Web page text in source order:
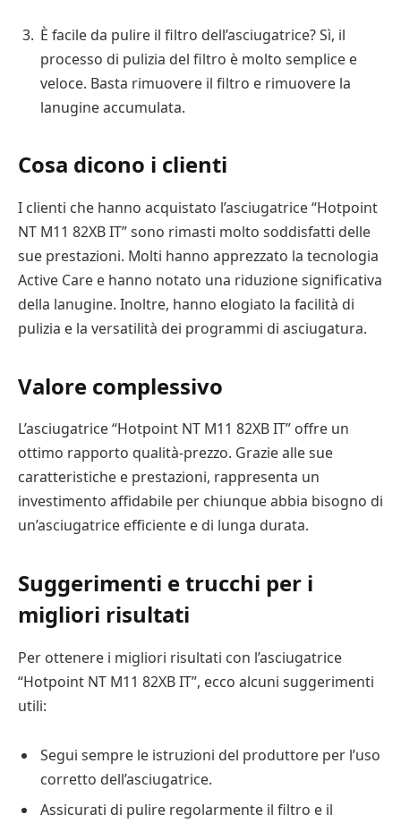
È facile da pulire il filtro dell’asciugatrice? Sì, il
processo di pulizia del filtro è molto semplice e
veloce. Basta rimuovere il filtro e rimuovere la
lanugine accumulata.
Cosa dicono i clienti
I clienti che hanno acquistato l’asciugatrice “Hotpoint
NT M11 82XB IT” sono rimasti molto soddisfatti delle
sue prestazioni. Molti hanno apprezzato la tecnologia
Active Care e hanno notato una riduzione significativa
della lanugine. Inoltre, hanno elogiato la facilità di
pulizia e la versatilità dei programmi di asciugatura.
Valore complessivo
L’asciugatrice “Hotpoint NT M11 82XB IT” offre un
ottimo rapporto qualità-prezzo. Grazie alle sue
caratteristiche e prestazioni, rappresenta un
investimento affidabile per chiunque abbia bisogno di
un’asciugatrice efficiente e di lunga durata.
Suggerimenti e trucchi per i
migliori risultati
Per ottenere i migliori risultati con l’asciugatrice
“Hotpoint NT M11 82XB IT”, ecco alcuni suggerimenti
utili:
Segui sempre le istruzioni del produttore per l’uso
corretto dell’asciugatrice.
Assicurati di pulire regolarmente il filtro e il